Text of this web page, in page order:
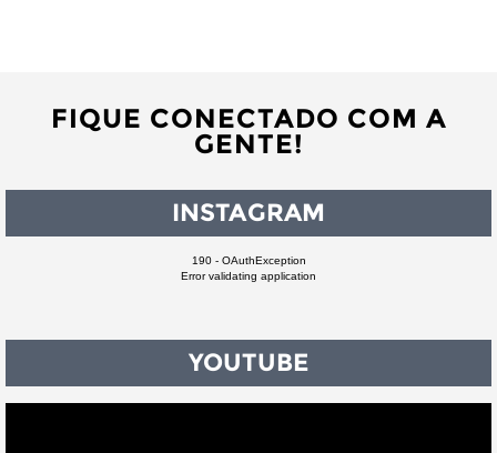
FIQUE CONECTADO COM A
GENTE!
INSTAGRAM
190 - OAuthException
Error validating application
YOUTUBE